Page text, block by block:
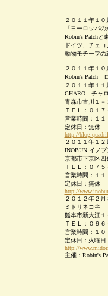
２０１１年１０
「ヨーロッパの
Robin's Patchと
ドイツ、チェ
動物モチーフ
２０１１年１０
Robin's Patch
２０１１年１１
CHARO チャロ
青森市古川１－
ＴＥＬ：０１
営業時間：１１
定休日：無休
http://
２０１１年１２
INOBUN イノ
京都市下京区四
ＴＥＬ：０７
営業時間：１１
定休日：無休
http://
２０１２年２月
ミドリネコ舎
熊本市新大江１
ＴＥＬ：０９
営業時間：１０
定休日：火曜日
http://
主催：Robin's